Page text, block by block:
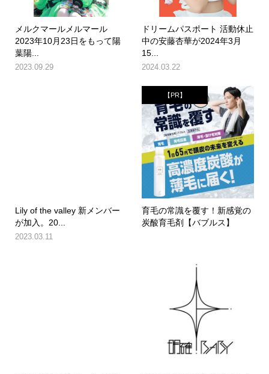
メルクマールメルマール
2023年10月23日をもって陽
葉陽...
2023.09.29
ドリームパスポート 活動休止
中の安藤杏華が2024年3月
15...
2024.03.22
Lily of the valley 新メンバー
が加入。20...
2023.03.11
【PR】
育毛の常識を覆す！新感覚の
炭酸育毛剤【バブルス】